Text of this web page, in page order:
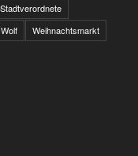
Stadtverordnete
Weihnachtsmarkt